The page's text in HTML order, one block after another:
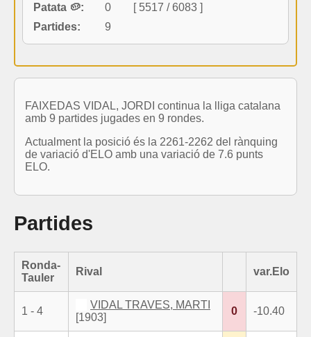
Patata 🥔:
0
[ 5517 / 6083 ]
Partides:
9
FAIXEDAS VIDAL, JORDI continua la lliga catalana
amb 9 partides jugades en 9 rondes.
Actualment la posició és la 2261-2262 del rànquing
de variació d'ELO amb una variació de 7.6 punts
ELO.
Partides
Ronda-
Tauler
Rival var.Elo
1 - 4
VIDAL TRAVES, MARTI
[1903]
0 -10.40